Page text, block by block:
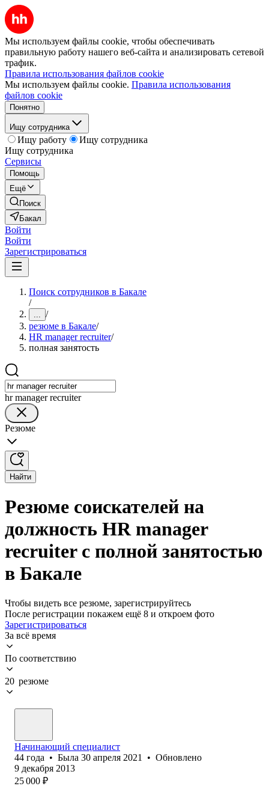
Мы используем файлы cookie, чтобы обеспечивать
правильную работу нашего веб-сайта и анализировать сетевой
трафик.
Правила использования файлов cookie
Мы используем файлы cookie. Правила использования
файлов cookie
Понятно
Ищу сотрудника
Ищу работу
Ищу сотрудника
Ищу сотрудника
Сервисы
Помощь
Ещё
Поиск
Бакал
Войти
Войти
Зарегистрироваться
Поиск сотрудников в Бакале
/
... /
резюме в Бакале/
HR manager recruiter/
полная занятость
hr manager recruiter
Резюме
Найти
Резюме соискателей на
должность HR manager
recruiter с полной занятостью
в Бакале
Чтобы видеть все резюме, зарегистрируйтесь
После регистрации покажем ещё 8 и откроем фото
Зарегистрироваться
За всё время
По соответствию
20 резюме
Начинающий специалист
44 года • Была 30 апреля 2021 • Обновлено
9 декабря 2013
25 000 ₽